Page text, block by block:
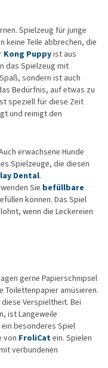
Spielzeug für junge
keine Teile abbrechen, die
Kong Puppyist aus
das Spielzeug mit
sondern ist auch
Bedürfnis, auf etwas zu
speziell für diese Zeit
und reinigt den
erwachsene Hunde
Spielzeuge, die diesen
Dental.
Sie befüllbare
können. Das Spiel
wenn die Leckereien
gerne Papierschnipsel
Toilettenpapier amüsieren.
Verspieltheit. Bei
ist Langeweile
besonderes Spiel
von FroliCatein. Spielen
verbundenen